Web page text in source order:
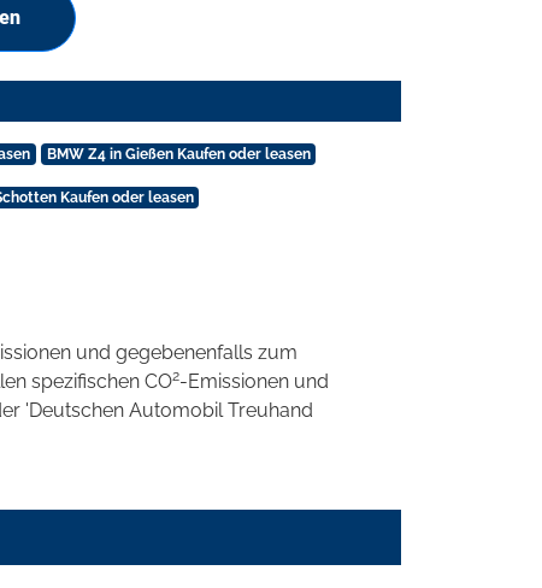
BMW Z4 in Gießen Kaufen oder leasen
Kaufen oder leasen
und gegebenenfalls zum
spezifischen CO2-Emissionen und
'Deutschen Automobil Treuhand